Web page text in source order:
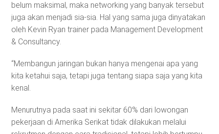
belum maksimal, maka networking yang banyak tersebut
juga akan menjadi sia-sia. Hal yang sama juga dinyatakan
oleh Kevin Ryan trainer pada Management Development
& Consultancy.
“Membangun jaringan bukan hanya mengenai apa yang
kita ketahui saja, tetapi juga tentang siapa saja yang kita
kenal.
Menurutnya pada saat ini sekitar 60% dari lowongan
pekerjaan di Amerika Serikat tidak dilakukan melalui